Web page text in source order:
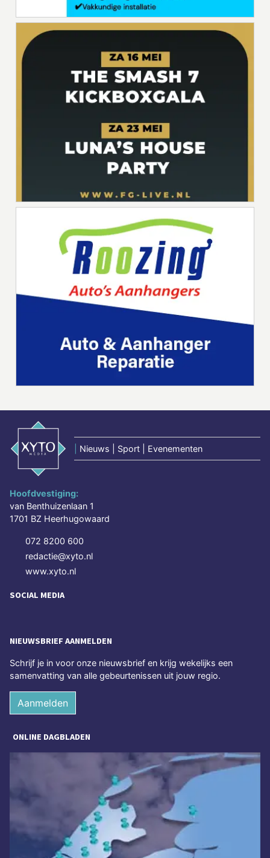
Nieuws | Sport | Evenementen
Hoofdvestiging:
van Benthuizenlaan 1
1701 BZ Heerhugowaard
072 8200 600
redactie@xyto.nl
www.xyto.nl
SOCIAL MEDIA
NIEUWSBRIEF AANMELDEN
Schrijf je in voor onze nieuwsbrief en krijg wekelijks een
samenvatting van alle gebeurtenissen uit jouw regio.
Aanmelden
ONLINE DAGBLADEN